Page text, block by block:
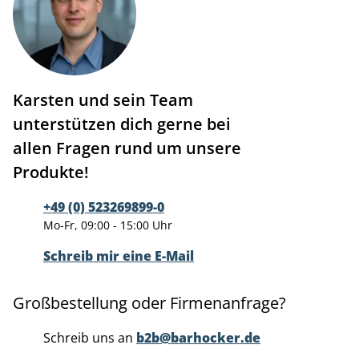
Karsten und sein Team
unterstützen dich gerne bei
allen Fragen rund um unsere
Produkte!
+49 (0) 523269899-0
Mo-Fr, 09:00 - 15:00 Uhr
Schreib mir eine E-Mail
Großbestellung oder Firmenanfrage?
Schreib uns an b2b@barhocker.de